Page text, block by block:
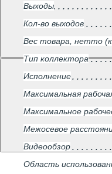
Выходы
Кол-во выходов
Вес товара, нетто
Тип коллектора
Исполнение
Максимальная
Максимальное
Межосевое
Видеообзор
Область